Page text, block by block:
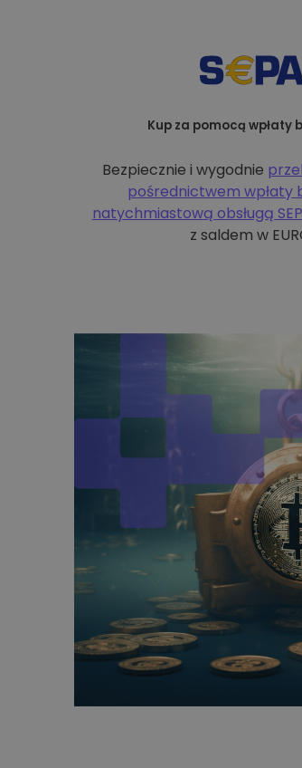
Kup za pomocą wpłaty
Bezpiecznie i wygodnie
pośrednictwem wpłaty
natychmiastową obsługą
z saldem w